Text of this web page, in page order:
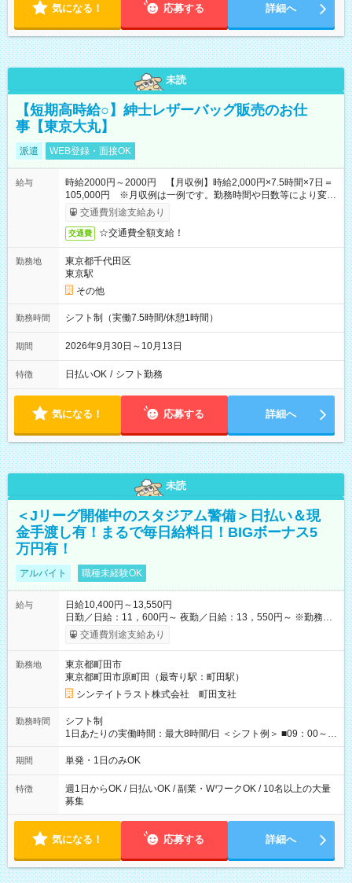
気になる！ 応募する 詳細へ
未読
【短期高時給○】紳士レザーバッグ販売のお仕
事【東京大丸】
派遣 WEB登録・面接OK
給与
時給2000円～2000円 【月収例】時給2,000円×7.5時間×7日＝
105,000円 ※月収例は一例です。勤務時間や日数等により変動
いたします。
交通費別途支給あり
交通費 ☆交通費全額支給！
勤務地
東京都千代田区
東京駅
その他
勤務時間 シフト制（実働7.5時間/休憩1時間）
期間 2026年9月30日～10月13日
特徴 日払いOK / シフト勤務
気になる！ 応募する 詳細へ
未読
＜Jリーグ開催中のスタジアム警備＞日払い＆現
金手渡し有！まるで毎日給料日！BIGボーナス5
万円有！
アルバイト 職種未経験OK
給与
日給10,400円～13,550円
日勤／日給：11，600円～ 夜勤／日給：13，550円～ ※勤務数
が週2日以下の場合 日勤／日給：10，400円 夜勤／日給：12，
350円 ■交通費別途全額支給 ※規定あり ■支払方法：日払い └日
⇒希望をお聞かせください♪ ■各種資格手当あり ■残業手当あり ■
日給保障あり └早く終わっても”全額”支給！ ・－・－・ ≪ 法定
研修 ≫ 研修時の給与： 日給10，000円×3日間（24時間） ＝研
修費として合計30，000円支給 ＋交通費全額支給 ※規定あり
【試用期間】試用期間なし
交通費別途支給あり
勤務地
東京都町田市
東京都町田市原町田（最寄り駅：町田駅）
シンテイトラスト株式会社 町田支社
勤務時間
シフト制
1日あたりの実働時間：最大8時間/日 ＜シフト例＞ ■09：00～
18：00 ■20：00～翌5：00 など！ 上記時間内で、 実働8時
間・休憩1時間／日
期間 単発・1日のみOK
特徴
週1日からOK / 日払いOK / 副業・WワークOK / 10名以上の大量
募集
気になる！ 応募する 詳細へ